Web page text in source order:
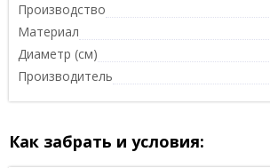
Производство
Материал
Диаметр (см)
Производитель
Как забрать и условия: